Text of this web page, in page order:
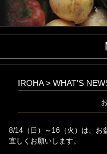
IROHA> WHAT'S
8/14（日）～16（火）は、お
宜しくお願いします。